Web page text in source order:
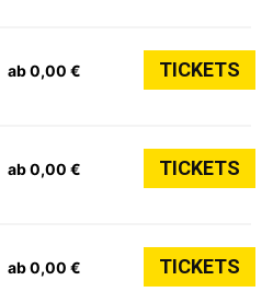
ab 0,00 € TICKETS
ab 0,00 € TICKETS
ab 0,00 € TICKETS